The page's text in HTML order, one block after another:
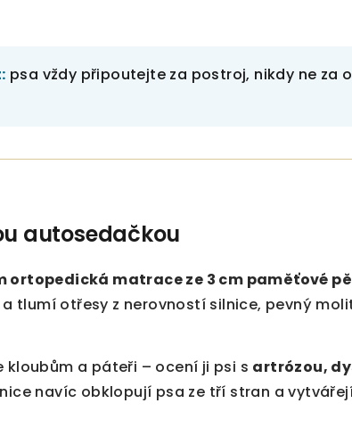
psa vždy připoutejte za postroj, nikdy ne za
autosedačkou
ortopedická matrace ze 3 cm paměťové
tlumí otřesy z nerovností silnice, pevný
kloubům a páteři – ocení ji psi s artrózou,
navíc obklopují psa ze tří stran a